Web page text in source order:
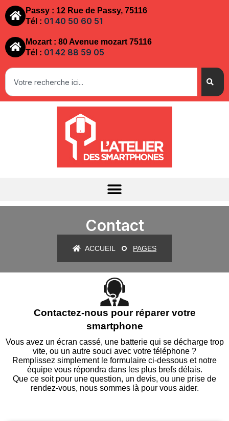
Passy : 12 Rue de Passy, 75116
Tél : 01 40 50 60 51
Mozart : 80 Avenue mozart 75116
Tél : 01 42 88 59 05
Contact
ACCUEIL PAGES
Contactez-nous pour réparer votre
smartphone
Vous avez un écran cassé, une batterie qui se décharge trop
vite, ou un autre souci avec votre téléphone ?
Remplissez simplement le formulaire ci-dessous et notre
équipe vous répondra dans les plus brefs délais.
Que ce soit pour une question, un devis, ou une prise de
rendez-vous, nous sommes là pour vous aider.